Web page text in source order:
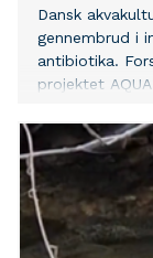
Dansk
gennembrud i
antibiotika.
projektet
målrettet
regnbueørred.
betydning for
eksport.